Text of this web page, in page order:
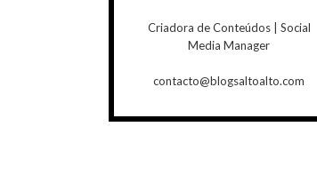
Criadora de Conteúdos | Social
Media Manager
contacto@blogsaltoalto.com